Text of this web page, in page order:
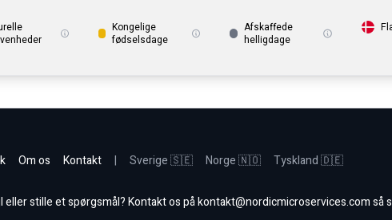
Kongelige
fødselsdage
Afskaffede
helligdage
Om os Kontakt | Sverige 🇸🇪 Norge 🇳🇴 Tyskland 🇩🇪
stille et spørgsmål? Kontakt os påkontakt@nordicmicroservices.comså